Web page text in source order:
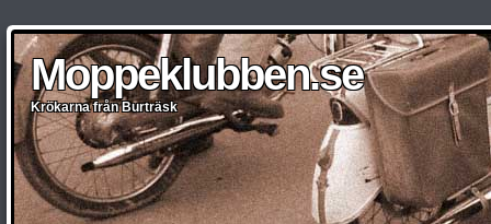
Moppeklubben.se
Moppeklubben.se
Moppeklubben.se
Moppeklubben.se
Moppeklubben.se
Krökarna från Burträsk
Krökarna från Burträsk
Krökarna från Burträsk
Krökarna från Burträsk
Krökarna från Burträsk